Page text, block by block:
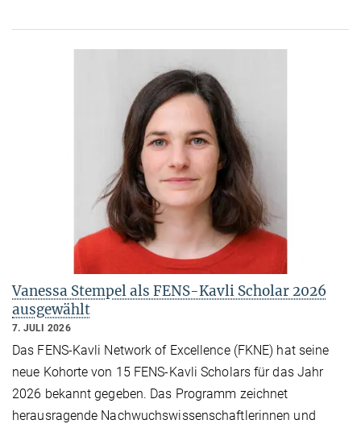
Vanessa Stempel als FENS-Kavli Scholar 2026
ausgewählt
7. JULI 2026
Das FENS-Kavli Network of Excellence (FKNE) hat seine
neue Kohorte von 15 FENS-Kavli Scholars für das Jahr
2026 bekannt gegeben. Das Programm zeichnet
herausragende Nachwuchswissenschaftlerinnen und